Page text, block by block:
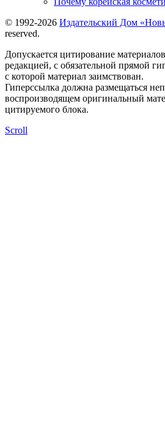
© 1992-2026 Издательский Дом
reserved.
Допускается цитирование
редакцией, с обязательной прямой
с которой материал заимствован.
Гиперссылка должна размещаться
воспроизводящем оригинальный
цитируемого блока.
Scroll